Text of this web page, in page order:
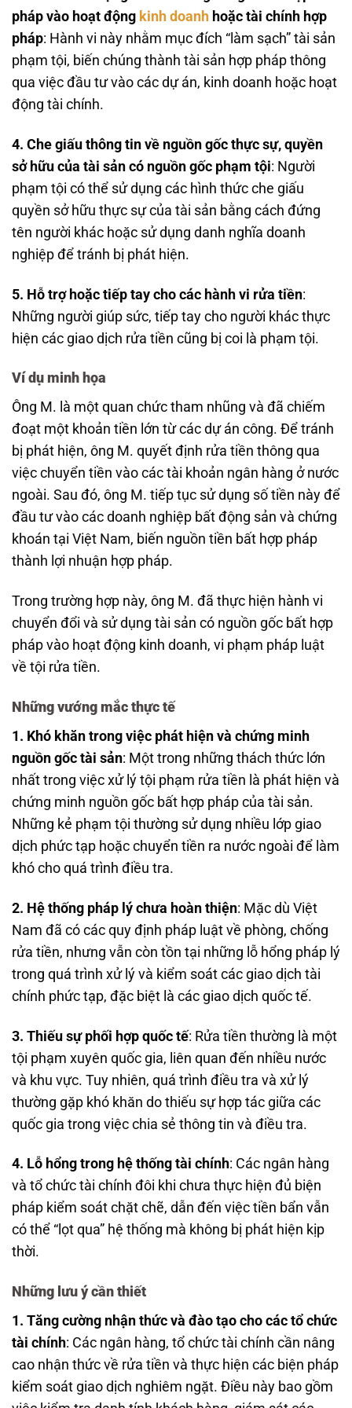
pháp vào hoạt động kinh doanh hoặc tài chính hợp
pháp: Hành vi này nhằm mục đích “làm sạch” tài sản
phạm tội, biến chúng thành tài sản hợp pháp thông
qua việc đầu tư vào các dự án, kinh doanh hoặc hoạt
động tài chính.
4. Che giấu thông tin về nguồn gốc thực sự, quyền
sở hữu của tài sản có nguồn gốc phạm tội: Người
phạm tội có thể sử dụng các hình thức che giấu
quyền sở hữu thực sự của tài sản bằng cách đứng
tên người khác hoặc sử dụng danh nghĩa doanh
nghiệp để tránh bị phát hiện.
5. Hỗ trợ hoặc tiếp tay cho các hành vi rửa tiền:
Những người giúp sức, tiếp tay cho người khác thực
hiện các giao dịch rửa tiền cũng bị coi là phạm tội.
Ví dụ minh họa
Ông M. là một quan chức tham nhũng và đã chiếm
đoạt một khoản tiền lớn từ các dự án công. Để tránh
bị phát hiện, ông M. quyết định rửa tiền thông qua
việc chuyển tiền vào các tài khoản ngân hàng ở nước
ngoài. Sau đó, ông M. tiếp tục sử dụng số tiền này để
đầu tư vào các doanh nghiệp bất động sản và chứng
khoán tại Việt Nam, biến nguồn tiền bất hợp pháp
thành lợi nhuận hợp pháp.
Trong trường hợp này, ông M. đã thực hiện hành vi
chuyển đổi và sử dụng tài sản có nguồn gốc bất hợp
pháp vào hoạt động kinh doanh, vi phạm pháp luật
về tội rửa tiền.
Những vướng mắc thực tế
1. Khó khăn trong việc phát hiện và chứng minh
nguồn gốc tài sản: Một trong những thách thức lớn
nhất trong việc xử lý tội phạm rửa tiền là phát hiện và
chứng minh nguồn gốc bất hợp pháp của tài sản.
Những kẻ phạm tội thường sử dụng nhiều lớp giao
dịch phức tạp hoặc chuyển tiền ra nước ngoài để làm
khó cho quá trình điều tra.
2. Hệ thống pháp lý chưa hoàn thiện: Mặc dù Việt
Nam đã có các quy định pháp luật về phòng, chống
rửa tiền, nhưng vẫn còn tồn tại những lỗ hổng pháp lý
trong quá trình xử lý và kiểm soát các giao dịch tài
chính phức tạp, đặc biệt là các giao dịch quốc tế.
3. Thiếu sự phối hợp quốc tế: Rửa tiền thường là một
tội phạm xuyên quốc gia, liên quan đến nhiều nước
và khu vực. Tuy nhiên, quá trình điều tra và xử lý
thường gặp khó khăn do thiếu sự hợp tác giữa các
quốc gia trong việc chia sẻ thông tin và điều tra.
4. Lỗ hổng trong hệ thống tài chính: Các ngân hàng
và tổ chức tài chính đôi khi chưa thực hiện đủ biện
pháp kiểm soát chặt chẽ, dẫn đến việc tiền bẩn vẫn
có thể “lọt qua” hệ thống mà không bị phát hiện kịp
thời.
Những lưu ý cần thiết
1. Tăng cường nhận thức và đào tạo cho các tổ chức
tài chính: Các ngân hàng, tổ chức tài chính cần nâng
cao nhận thức về rửa tiền và thực hiện các biện pháp
kiểm soát giao dịch nghiêm ngặt. Điều này bao gồm